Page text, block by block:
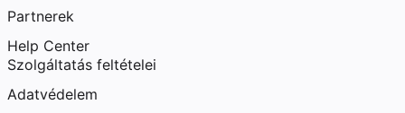
Partnerek
Help Center
Szolgáltatás feltételei
Adatvédelem